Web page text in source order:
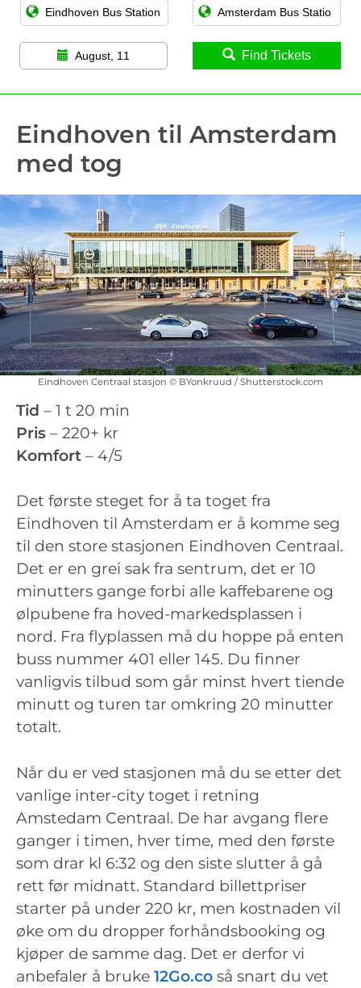
August, 11 Find Tickets
Eindhoven til Amsterdam
med tog
Eindhoven Centraal stasjon © BYonkruud / Shutterstock.com
Tid – 1 t 20 min
Pris – 220+ kr
Komfort – 4/5
Det første steget for å ta toget fra
Eindhoven til Amsterdam er å komme seg
til den store stasjonen Eindhoven Centraal.
Det er en grei sak fra sentrum, det er 10
minutters gange forbi alle kaffebarene og
ølpubene fra hoved-markedsplassen i
nord. Fra flyplassen må du hoppe på enten
buss nummer 401 eller 145. Du finner
vanligvis tilbud som går minst hvert tiende
minutt og turen tar omkring 20 minutter
totalt.
Når du er ved stasjonen må du se etter det
vanlige inter-city toget i retning
Amstedam Centraal. De har avgang flere
ganger i timen, hver time, med den første
som drar kl 6:32 og den siste slutter å gå
rett før midnatt. Standard billettpriser
starter på under 220 kr, men kostnaden vil
øke om du dropper forhåndsbooking og
kjøper de samme dag. Det er derfor vi
anbefaler å bruke 12Go.co så snart du vet